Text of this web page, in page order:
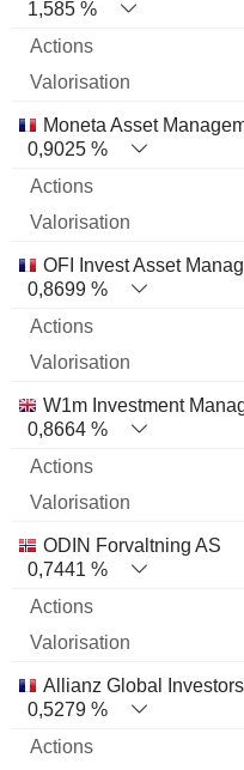
1,585 %
Moneta Asset
0,9025 %
OFI Invest Asset
0,8699 %
W1m Investment
0,8664 %
ODIN Forvaltning AS
0,7441 %
Allianz Global
0,5279 %